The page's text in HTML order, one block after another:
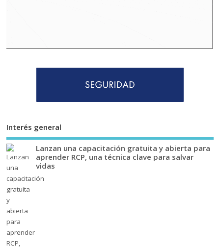
Interés general
Lanzan una capacitación gratuita y abierta para
aprender RCP, una técnica clave para salvar
vidas